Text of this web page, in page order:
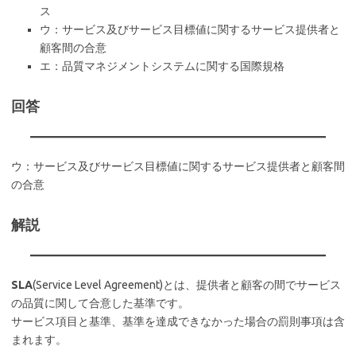
ス
ウ：サービス及びサービス目標値に関するサービス提供者と
顧客間の合意
エ：品質マネジメントシステムに関する国際規格
回答
ウ：サービス及びサービス目標値に関するサービス提供者と顧客間
の合意
解説
SLA(Service Level Agreement)とは、提供者と顧客の間でサービス
の品質に関して合意した基準です。
サービス項目と基準、基準を達成できなかった場合の罰則事項は含
まれます。